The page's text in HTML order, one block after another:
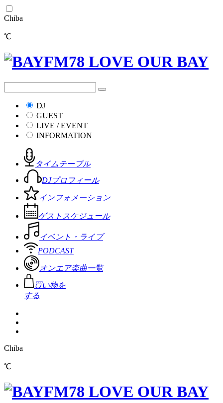
Chiba
℃
DJ
GUEST
LIVE / EVENT
INFORMATION
タイムテーブル
DJプロフィール
インフォメーション
ゲストスケジュール
イベント・ライブ
PODCAST
オンエア楽曲一覧
買い物を
する
Chiba
℃